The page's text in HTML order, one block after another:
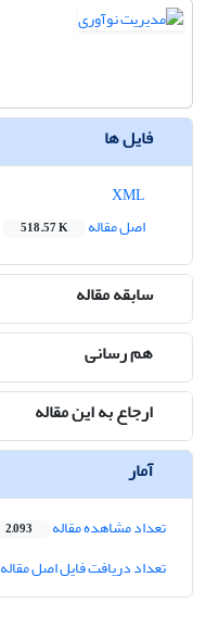
فایل ها
اصل مقاله
518.57 K
سابقه مقاله
هم رسانی
ارجاع به این مقاله
آمار
تعداد مشاهده مقاله 2,093
تعداد دریافت فایل اصل مقاله